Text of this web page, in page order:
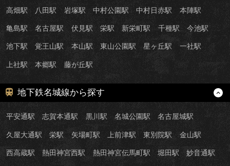
高畑駅 八田駅 岩塚駅 中村公園駅 中村日赤駅 本陣駅
亀島駅 名古屋駅 伏見駅 栄駅 新栄町駅 千種駅 今池駅
池下駅 覚王山駅 本山駅 東山公園駅 星ヶ丘駅 一社駅
上社駅 本郷駅 藤が丘駅
地下鉄名城線から探す
平安通駅 志賀本通駅 黒川駅 名城公園駅 名古屋城駅
久屋大通駅 栄駅 矢場町駅 上前津駅 東別院駅 金山駅
西高蔵駅 熱田神宮西駅 熱田神宮伝馬町駅 堀田駅 妙音通駅